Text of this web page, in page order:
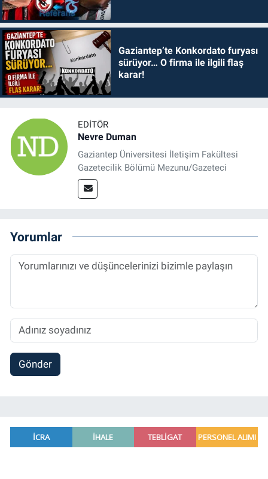
Gaziantep’te Konkordato furyası
sürüyor… O firma ile ilgili flaş
karar!
EDITÖR
Nevre Duman
Gaziantep Üniversitesi İletişim Fakültesi
Gazetecilik Bölümü Mezunu/Gazeteci
Yorumlar
Gönder